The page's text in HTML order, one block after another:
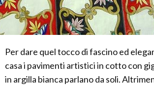
Per dare quel tocco di fascino ed
casa i pavimenti artistici in cotto con
in argilla bianca parlano da soli.